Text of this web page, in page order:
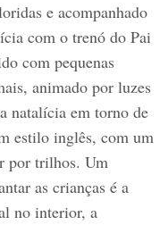
e acompanhado
com o trenó do Pai
com pequenas
animado por luzes
natalícia em torno de
estilo inglês, com um
por trilhos. Um
as crianças é a
no interior, a